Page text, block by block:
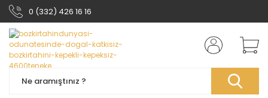
0 (332) 426 16 16